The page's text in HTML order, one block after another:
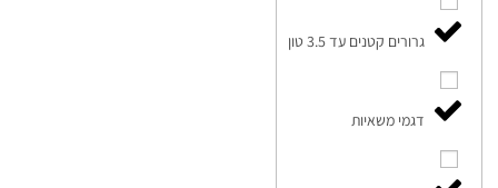
גרורים קטנים עד 3.5 טון
דגמי משאיות